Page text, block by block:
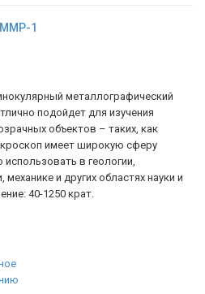
1
металлографический
подойдет для изучения
объектов – таких, как
имеет широкую сферу
в геологии,
механике и других областях науки и
40-1250 крат.